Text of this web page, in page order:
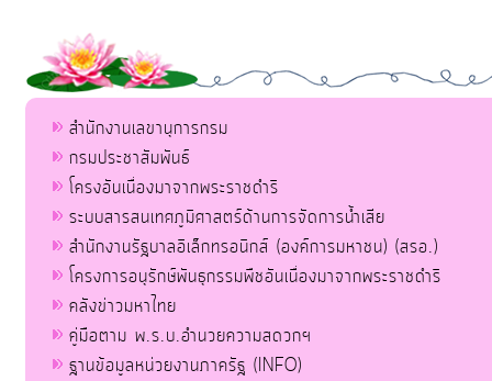
สำนักงานเลขานุการกรม
กรมประชาสัมพันธ์
โครงอันเนื่องมาจากพระราชดำริ
ระบบสารสนเทศภูมิศาสตร์ด้านการจัดการน้ำเสีย
สำนักงานรัฐบาลอิเล็กทรอนิกส์ (องค์การมหาชน) (สรอ.)
โครงการอนุรักษ์พันธุกรรมพืชอันเนื่องมาจากพระราชดำริ
คลังข่าวมหาไทย
คู่มือตาม พ.ร.บ.อำนวยความสดวกฯ
ฐานข้อมูลหน่วยงานภาครัฐ (INFO)